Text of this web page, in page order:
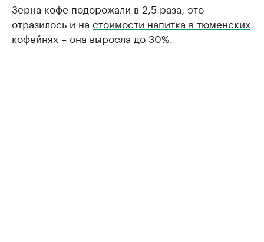
Зерна кофе подорожали в 2,5 раза, это
отразилось и на стоимости напитка в тюменских
кофейнях – она выросла до 30%.